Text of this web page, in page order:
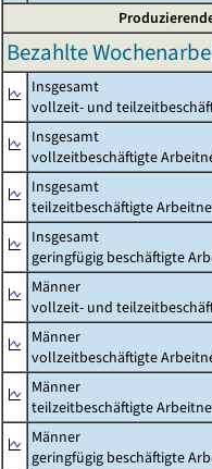
Bezahlte
Insgesamt
vollzeit- und
Insgesamt
vollzeitbeschäftigte
Insgesamt
teilzeitbeschäftigte
Insgesamt
geringfügig beschäftigte
Männer
vollzeit- und
Männer
vollzeitbeschäftigte
Männer
teilzeitbeschäftigte
Männer
geringfügig beschäftigte